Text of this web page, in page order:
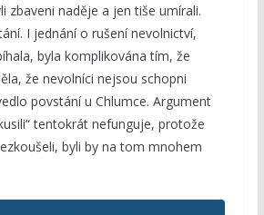
zbaveni naděje a jen tiše umírali.
I jednání o rušení nevolnictví,
byla komplikována tím, že
že nevolníci nejsou schopni
povstání u Chlumce. Argument
tentokrát nefunguje, protože
byli by na tom mnohem